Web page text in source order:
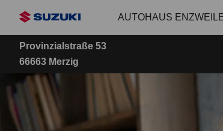
Hauptinhalt
AUTOHAUS
Provinzialstraße 53
66663 Merzig